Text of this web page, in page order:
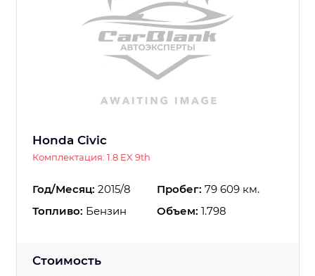
Honda Civic
Комплектация: 1.8 EX 9th
Год/Месяц: 2015/8 Пробег: 79 609 км.
Топливо: Бензин Объем: 1.798
Стоимость